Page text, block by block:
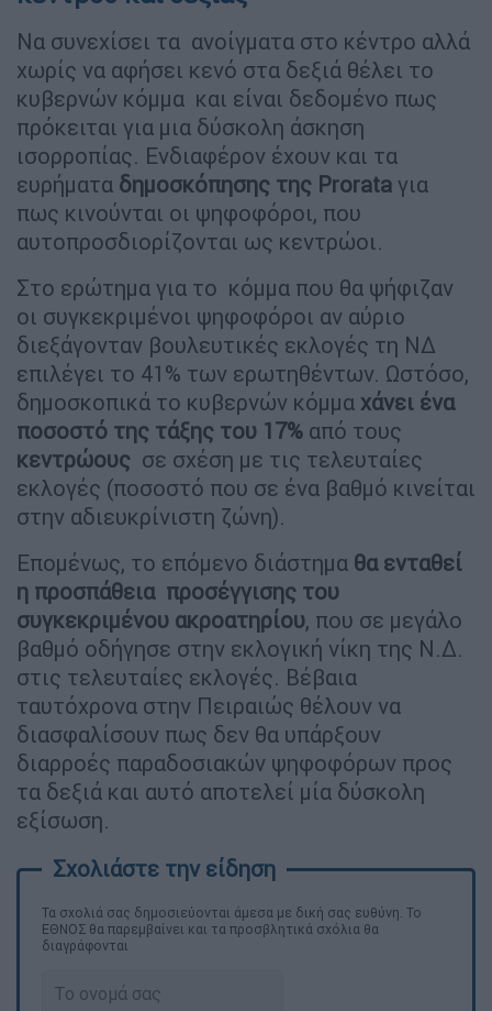
Να συνεχίσει τα ανοίγματα στο κέντρο αλλά
χωρίς να αφήσει κενό στα δεξιά θέλει το
κυβερνών κόμμα και είναι δεδομένο πως
πρόκειται για μια δύσκολη άσκηση
ισορροπίας. Ενδιαφέρον έχουν και τα
ευρήματα δημοσκόπησης της Prorata για
πως κινούνται οι ψηφοφόροι, που
αυτοπροσδιορίζονται ως κεντρώοι.
Στο ερώτημα για το κόμμα που θα ψήφιζαν
οι συγκεκριμένοι ψηφοφόροι αν αύριο
διεξάγονταν βουλευτικές εκλογές τη ΝΔ
επιλέγει το 41% των ερωτηθέντων. Ωστόσο,
δημοσκοπικά το κυβερνών κόμμα χάνει ένα
ποσοστό της τάξης του 17% από τους
κεντρώους σε σχέση με τις τελευταίες
εκλογές (ποσοστό που σε ένα βαθμό κινείται
στην αδιευκρίνιστη ζώνη).
Επομένως, το επόμενο διάστημα θα ενταθεί
η προσπάθεια προσέγγισης του
συγκεκριμένου ακροατηρίου, που σε μεγάλο
βαθμό οδήγησε στην εκλογική νίκη της Ν.Δ.
στις τελευταίες εκλογές. Βέβαια
ταυτόχρονα στην Πειραιώς θέλουν να
διασφαλίσουν πως δεν θα υπάρξουν
διαρροές παραδοσιακών ψηφοφόρων προς
τα δεξιά και αυτό αποτελεί μία δύσκολη
εξίσωση.
Τα σχολιά σας δημοσιεύονται άμεσα με δική σας ευθύνη. Το
ΕΘΝΟΣ θα παρεμβαίνει και τα προσβλητικά σχόλια θα
διαγράφονται